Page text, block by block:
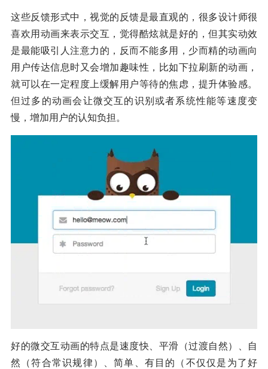
这些反馈形式中，视觉的反馈是最直观的，很多设计师很
喜欢用动画来表示交互，觉得酷炫就是好的，但其实动效
是最能吸引人注意力的，反而不能多用，少而精的动画向
用户传达信息时又会增加趣味性，比如下拉刷新的动画，
就可以在一定程度上缓解用户等待的焦虑，提升体验感。
但过多的动画会让微交互的识别或者系统性能等速度变
慢，增加用户的认知负担。
好的微交互动画的特点是速度快、平滑（过渡自然）、自
然（符合常识规律）、简单、有目的（不仅仅是为了好